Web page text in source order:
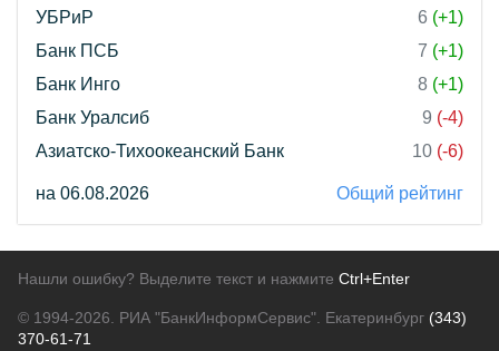
УБРиР
6 (+1)
Банк ПСБ
7 (+1)
Банк Инго
8 (+1)
Банк Уралсиб
9 (-4)
Азиатско-Тихоокеанский Банк
10 (-6)
на 06.08.2026 Общий рейтинг
Нашли ошибку? Выделите текст и нажмите Ctrl+Enter
© 1994-2026. РИА "БанкИнформСервис". Екатеринбург (343)
370-61-71